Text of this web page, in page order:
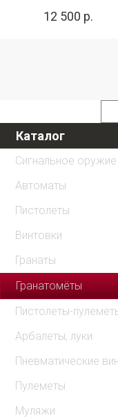
12 500 р.
Каталог
Сигнальное оружие
Автоматы
Пистолеты
Винтовки
Гранаты
Гранатомёты
Пистолеты-
Арбалеты, луки
Пневматические
Пулеметы
Муляжи